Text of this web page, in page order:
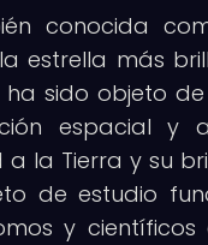
conocida
estrella más
sido objeto
espacial y
a la Tierra y su
de estudio
y científicos